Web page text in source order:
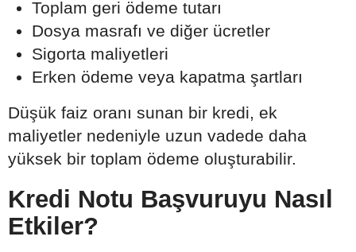
Toplam geri ödeme tutarı
Dosya masrafı ve diğer ücretler
Sigorta maliyetleri
Erken ödeme veya kapatma şartları
Düşük faiz oranı sunan bir kredi, ek
maliyetler nedeniyle uzun vadede daha
yüksek bir toplam ödeme oluşturabilir.
Kredi Notu Başvuruyu Nasıl
Etkiler?